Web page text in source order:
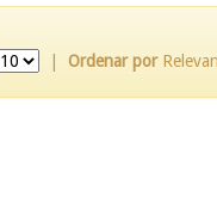
Ordenar por